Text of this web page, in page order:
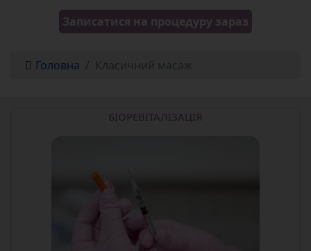
Записатися на процедуру зараз
Головна Класичний масаж
БІОРЕВІТАЛІЗАЦІЯ